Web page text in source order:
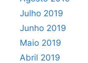
Julho 2019
Junho 2019
Maio 2019
Abril 2019